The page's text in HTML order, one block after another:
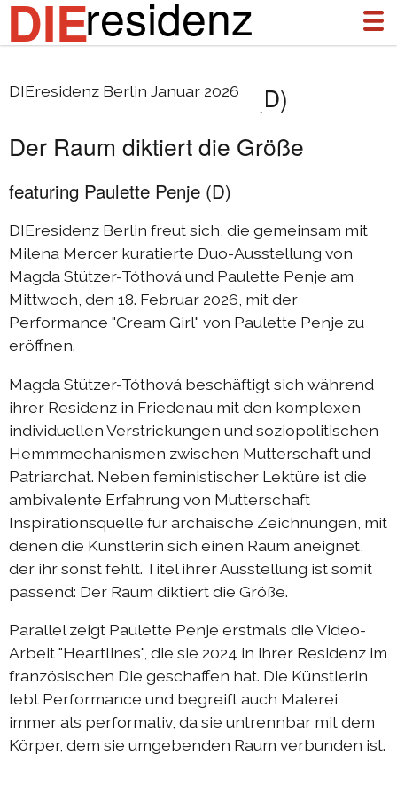
DIEresidenz
über uns
aktuelles
archiv
DIEresidenz Berlin November 2025
Austausch Die-Berlin 2025
Austausch Berlin-Die 2025
DIEresidenz Berlin September 2025
DIEresidenz Berlin Februar/Juni 2025
DIEresidenz Berlin Mai 2025
DIEresidenz Berlin März 2025
Sommerprogramm 2024
Austausch Berlin-Die 2024
Austausch Die-Berlin 2024
DIEresidenz EXTRA-Lecture-performance 2024
Austausch Berlin-Die 2023
Austausch Die-Berlin 2023
Sommerprogramm 2023
DIEresidenz EXTRA-Performance 2023
DIEresidenz EXTRA-Theater 2023
DIEresidenz Berlin Januar 2026
Magda Stützer-Tóthová (D)
Der Raum diktiert die Größe
featuring Paulette Penje (D)
DIEresidenz Berlin freut sich, die gemeinsam mit
Milena Mercer kuratierte Duo-Ausstellung von
Magda Stützer-Tóthová und Paulette Penje am
Mittwoch, den 18. Februar 2026, mit der
Performance "Cream Girl" von Paulette Penje zu
eröffnen.
Magda Stützer-Tóthová beschäftigt sich während
ihrer Residenz in Friedenau mit den komplexen
individuellen Verstrickungen und soziopolitischen
Hemmmechanismen zwischen Mutterschaft und
Patriarchat. Neben feministischer Lektüre ist die
ambivalente Erfahrung von Mutterschaft
Inspirationsquelle für archaische Zeichnungen, mit
denen die Künstlerin sich einen Raum aneignet,
der ihr sonst fehlt. Titel ihrer Ausstellung ist somit
passend: Der Raum diktiert die Größe.
Parallel zeigt Paulette Penje erstmals die Video-
Arbeit "Heartlines", die sie 2024 in ihrer Residenz im
französischen Die geschaffen hat. Die Künstlerin
lebt Performance und begreift auch Malerei
immer als performativ, da sie untrennbar mit dem
Körper, dem sie umgebenden Raum verbunden ist.